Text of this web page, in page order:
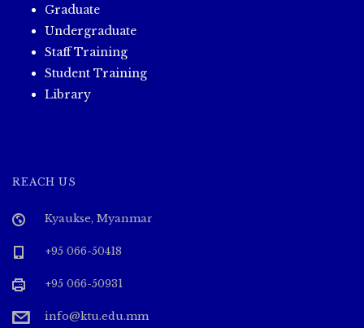
Graduate
Undergraduate
Staff Training
Student Training
Library
REACH US
Kyaukse, Myanmar
+95 066-50418
+95 066-50931
info@ktu.edu.mm